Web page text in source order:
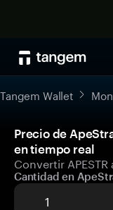
Tangem Wallet
Precio de
en tiempo real
Convertir
Cantidad en